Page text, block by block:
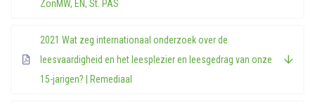
ZonMW, EN, St. PAS
2021 Wat zeg internationaal onderzoek over de
leesvaardigheid en het leesplezier en leesgedrag van onze
15-jarigen? | Remediaal